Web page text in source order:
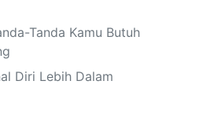
Tanda Kamu Butuh
Diri Lebih Dalam